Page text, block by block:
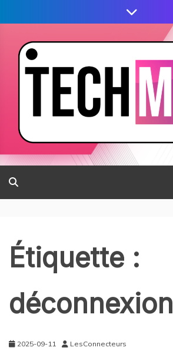
Étiquette :
déconnexion
2025-09-11 LesConnecteurs